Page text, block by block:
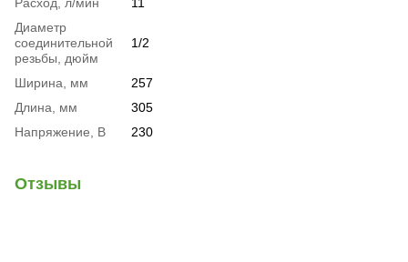
Диаметр
соединительной
резьбы, дюйм
1/2
Ширина, мм
257
Длина, мм
305
Напряжение, В
230
Отзывы